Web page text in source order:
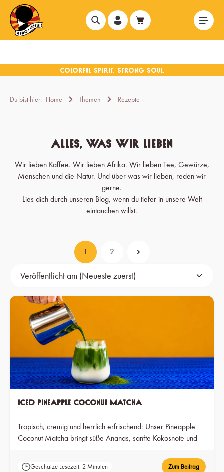
springen
Du bist hier: Home Themen Rezepte
Alles, was wir lieben
Wir lieben Kaffee. Wir lieben Afrika. Wir lieben Tee, Gewürze,
Menschen und die Natur. Und über was wir lieben, reden wir
gerne.
Lies dich durch unseren Blog, wenn du tiefer in unsere Welt
eintauchen willst.
Seite
1 Seite
2
Iced Pineapple Coconut Matcha
Tropisch, cremig und herrlich erfrischend: Unser Pineapple
Coconut Matcha bringt süße Ananas, sanfte Kokosnote und
Geschätze Lesezeit: 2 Minuten Zum Beitrag